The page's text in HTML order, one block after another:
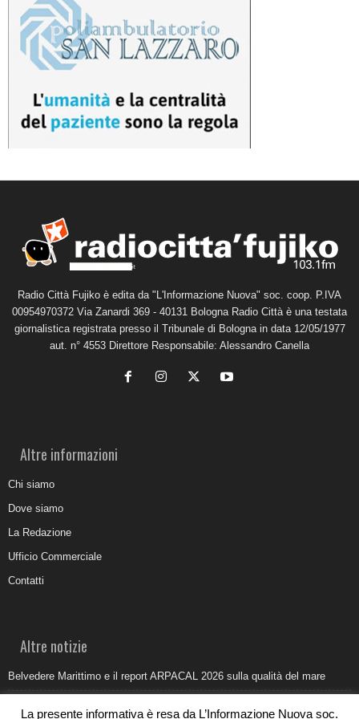
Radio Città Fujiko è edita da "L'Informazione Nuova" soc. coop. P.IVA
00954970372 Via Zanardi 369 - 40131 Bologna Radio Città è una testata
giornalistica registrata presso il Tribunale di Bologna in data 12/05/1977
aut. n° 4553 Direttore Responsabile: Alessandro Canella
Altre informazioni
Chi siamo
Dove siamo
La Redazione
Ufficio Commerciale
Contatti
Altre notizie
Belvedere Marittimo e il report ARPACAL 2026 sulla qualità del mare
La presente informativa è resa da L’Informazione Nuova soc.